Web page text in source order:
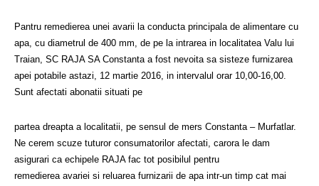
Pantru remedierea unei avarii la conducta principala de alimentare cu
apa, cu diametrul de 400 mm, de pe la intrarea in localitatea Valu lui
Traian, SC RAJA SA Constanta a fost nevoita sa sisteze furnizarea
apei potabile astazi, 12 martie 2016, in intervalul orar 10,00-16,00.
Sunt afectati abonatii situati pe
partea dreapta a localitatii, pe sensul de mers Constanta – Murfatlar.
Ne cerem scuze tuturor consumatorilor afectati, carora le dam
asigurari ca echipele RAJA fac tot posibilul pentru
remedierea avariei si reluarea furnizarii de apa intr-un timp cat mai